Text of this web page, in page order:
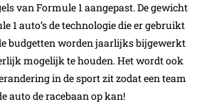
van Formule 1 aangepast. De gewicht
1 auto’s de technologie die er gebruikt
budgetten worden jaarlijks bijgewerkt
mogelijk te houden. Het wordt ook
in de sport zit zodat een team
auto de racebaan op kan!